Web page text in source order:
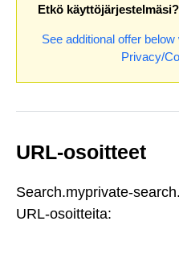
Etkö käyttöjärjestelmäsi?
See additional offer
Privacy/
URL-osoitteet
Search.myprivate-
URL-osoitteita: